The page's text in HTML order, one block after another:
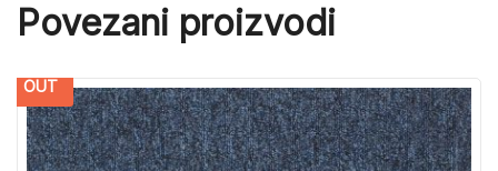
Povezani proizvodi
OUT